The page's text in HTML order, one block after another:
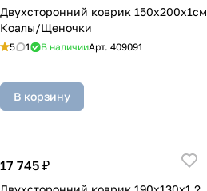
Двухсторонний коврик 150x200x1см
Коалы/Щеночки
5 1 В наличииАрт. 409091
В корзину
17 745 ₽